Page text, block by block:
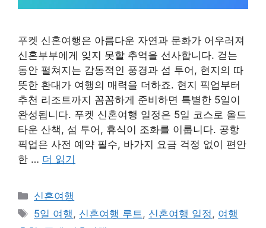
푸켓 신혼여행은 아름다운 자연과 문화가 어우러져
신혼부부에게 잊지 못할 추억을 선사합니다. 걷는
동안 펼쳐지는 감동적인 풍경과 섬 투어, 현지의 따
뜻한 환대가 여행의 매력을 더하죠. 현지 픽업부터
추천 리조트까지 꼼꼼하게 준비하면 특별한 5일이
완성됩니다. 푸켓 신혼여행 일정은 5일 코스로 올드
타운 산책, 섬 투어, 휴식이 조화를 이룹니다. 공항
픽업은 사전 예약 필수, 바가지 요금 걱정 없이 편안
한 … 더 읽기
카
테
신혼여행
태
5일 여행, 신혼여행 루트, 신혼여행 일정, 여행